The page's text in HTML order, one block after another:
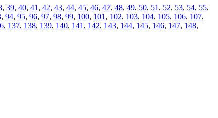
, 39, 40, 41 , 42, 43, 44, 45, 46, 47, 48, 49, 50, 51 , 52, 53, 54, 55,
, 94, 95, 96, 97, 98, 99, 100, 101 , 102, 103, 104, 105, 106, 107,
, 137, 138, 139, 140, 141 , 142, 143, 144, 145, 146, 147, 148,